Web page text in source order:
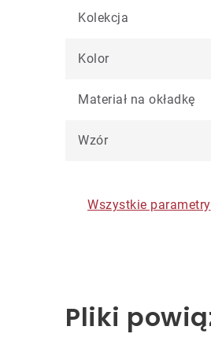
Kolekcja
Kolor
Materiał na okładkę
Wzór
Wszystkie parametry
Pliki